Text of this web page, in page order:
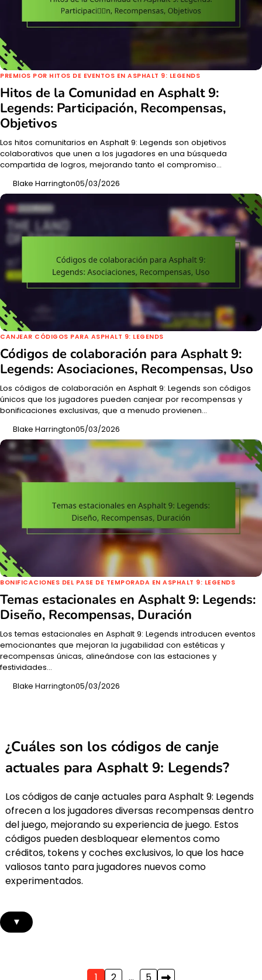
PREMIOS POR HITOS DE EVENTOS EN ASPHALT 9: LEGENDS
Hitos de la Comunidad en Asphalt 9:
Legends: Participación, Recompensas,
Objetivos
Los hitos comunitarios en Asphalt 9: Legends son objetivos
colaborativos que unen a los jugadores en una búsqueda
compartida de logros, mejorando tanto el compromiso…
Blake Harrington05/03/2026
CANJEAR CÓDIGOS PARA ASPHALT 9: LEGENDS
Códigos de colaboración para Asphalt 9:
Legends: Asociaciones, Recompensas, Uso
Los códigos de colaboración en Asphalt 9: Legends son códigos
únicos que los jugadores pueden canjear por recompensas y
bonificaciones exclusivas, que a menudo provienen…
Blake Harrington05/03/2026
BONIFICACIONES DEL PASE DE TEMPORADA EN ASPHALT 9: LEGENDS
Temas estacionales en Asphalt 9: Legends:
Diseño, Recompensas, Duración
Los temas estacionales en Asphalt 9: Legends introducen eventos
emocionantes que mejoran la jugabilidad con estéticas y
recompensas únicas, alineándose con las estaciones y
festividades…
Blake Harrington05/03/2026
¿Cuáles son los códigos de canje
actuales para Asphalt 9: Legends?
Los códigos de canje actuales para Asphalt 9: Legends
ofrecen a los jugadores diversas recompensas dentro
del juego, mejorando su experiencia de juego. Estos
códigos pueden desbloquear elementos como
créditos, tokens y coches exclusivos, lo que los hace
valiosos tanto para jugadores nuevos como
experimentados.
▾
1 2 … 5